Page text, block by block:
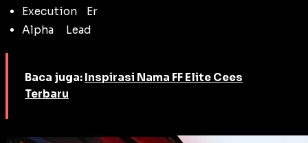
ExecutionᅠEr
Alphaᅠ Lead
Baca juga: Inspirasi Nama FF Elite Cees
Terbaru